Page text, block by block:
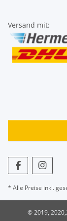
Versand mit:
* Alle Preise inkl.
© 2019,